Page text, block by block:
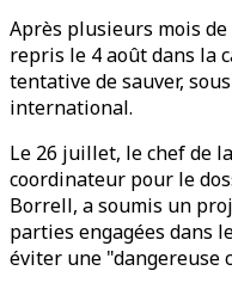
Après plusieurs mois
repris le 4 août dans la
tentative de sauver,
international.
Le 26 juillet, le chef de
coordinateur pour le
Borrell, a soumis un
parties engagées dans
éviter une "dangereuse